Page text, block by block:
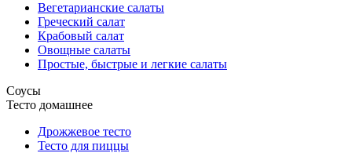
Вегетарианские салаты
Греческий салат
Крабовый салат
Овощные салаты
Простые, быстрые и легкие салаты
Соусы
Тесто домашнее
Дрожжевое тесто
Тесто для пиццы